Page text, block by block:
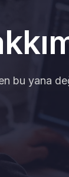
bu yana